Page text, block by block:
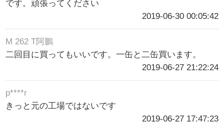
です。頑張ってください
2019-06-30 00:05:42
M 262 T阿鵬
二回目に買ってもいいです。一缶と二缶買います。
2019-06-27 21:22:24
p****r
きっと元の工場ではないです
2019-06-27 17:47:23